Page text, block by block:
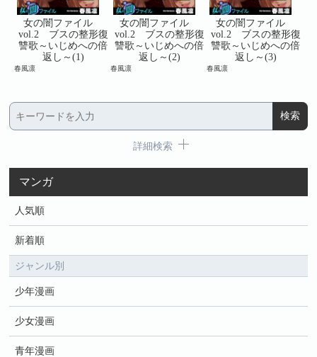
女の闇ファイル
vol.2 ブスの整形復
讐歌～いじめへの倍
返し～(1)
春風凛
女の闇ファイル
vol.2 ブスの整形復
讐歌～いじめへの倍
返し～(2)
春風凛
女の闇ファイル
vol.2 ブスの整形復
讐歌～いじめへの倍
返し～(3)
春風凛
詳細検索
マンガ
人気順
新着順
ジャンル別
少年漫画
少女漫画
青年漫画